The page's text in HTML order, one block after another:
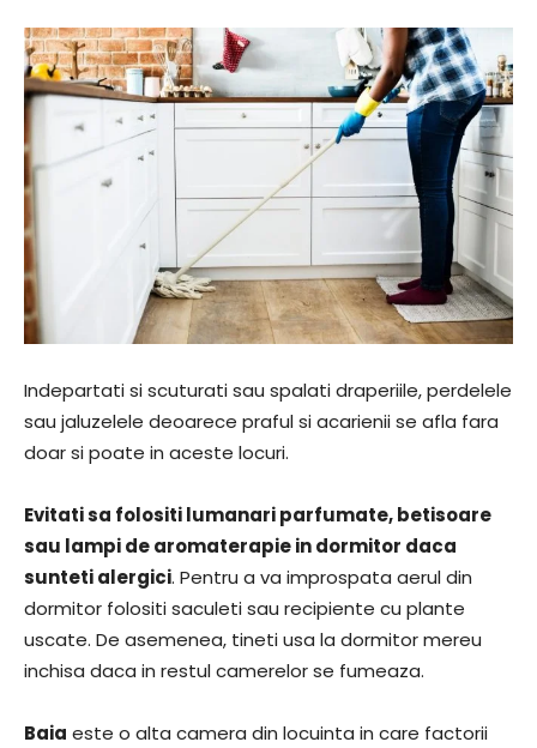
Indepartati si scuturati sau spalati draperiile, perdelele
sau jaluzelele deoarece praful si acarienii se afla fara
doar si poate in aceste locuri.
Evitati sa folositi lumanari parfumate, betisoare
sau lampi de aromaterapie in dormitor daca
sunteti alergici. Pentru a va improspata aerul din
dormitor folositi saculeti sau recipiente cu plante
uscate. De asemenea, tineti usa la dormitor mereu
inchisa daca in restul camerelor se fumeaza.
Baia este o alta camera din locuinta in care factorii